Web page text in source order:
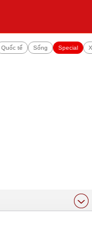
Quốc tế Sống Special